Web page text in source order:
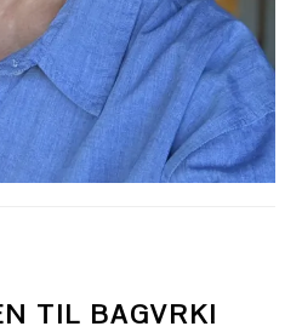
TIL BAGVRK!